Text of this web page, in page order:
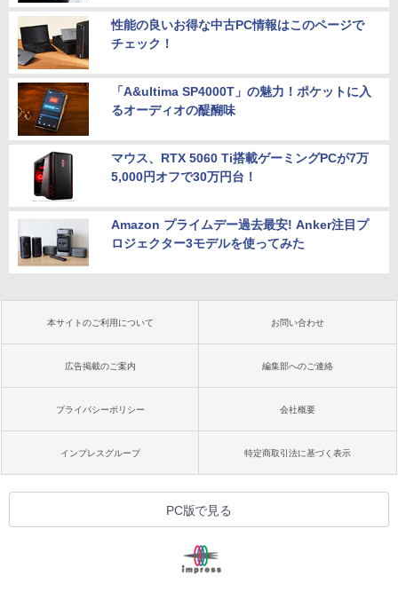
性能の良いお得な中古PC情報はこのページで
チェック！
「A&ultima SP4000T」の魅力！ポケットに入
るオーディオの醍醐味
マウス、RTX 5060 Ti搭載ゲーミングPCが7万
5,000円オフで30万円台！
Amazon プライムデー過去最安! Anker注目プ
ロジェクター3モデルを使ってみた
本サイトのご利用について お問い合わせ
広告掲載のご案内 編集部へのご連絡
プライバシーポリシー 会社概要
インプレスグループ 特定商取引法に基づく表示
PC版で見る